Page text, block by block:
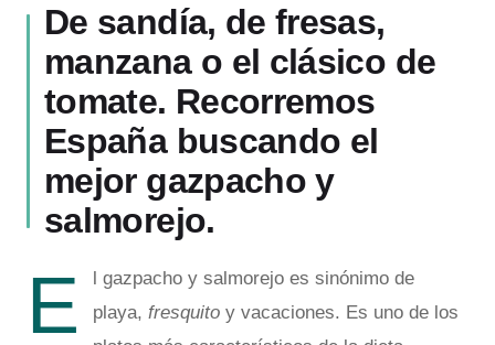
De sandía, de fresas,
manzana o el clásico de
tomate. Recorremos
España buscando el
mejor gazpacho y
salmorejo.
E
l gazpacho y salmorejo es sinónimo de
playa, fresquito y vacaciones. Es uno de los